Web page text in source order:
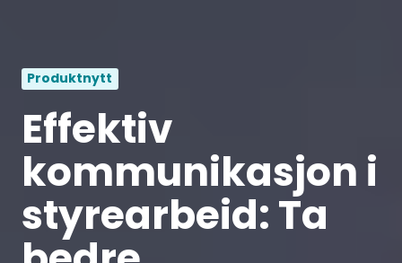
Produktnytt
Effektiv
kommunikasjon i
styrearbeid: Ta